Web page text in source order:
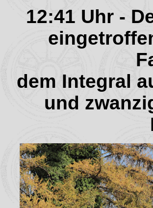
12:41 Uhr -
dem Integral
und